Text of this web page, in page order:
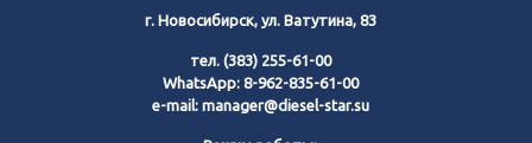
г. Новосибирск, ул. Ватутина, 83
тел. (383) 255-61-00
WhatsApp: 8-962-835-61-00
e-mail: manager@diesel-star.su